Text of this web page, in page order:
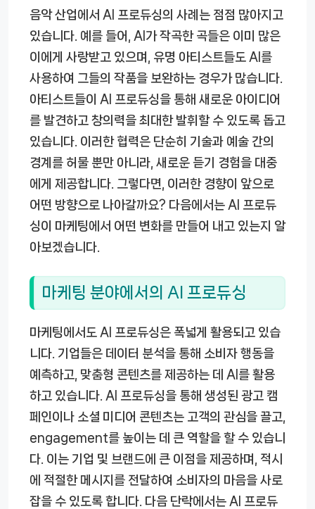
음악 산업에서 AI 프로듀싱의 사례는 점점 많아지고
있습니다. 예를 들어, AI가 작곡한 곡들은 이미 많은
이에게 사랑받고 있으며, 유명 아티스트들도 AI를
사용하여 그들의 작품을 보완하는 경우가 많습니다.
아티스트들이 AI 프로듀싱을 통해 새로운 아이디어
를 발견하고 창의력을 최대한 발휘할 수 있도록 돕고
있습니다. 이러한 협력은 단순히 기술과 예술 간의
경계를 허물 뿐만 아니라, 새로운 듣기 경험을 대중
에게 제공합니다. 그렇다면, 이러한 경향이 앞으로
어떤 방향으로 나아갈까요? 다음에서는 AI 프로듀
싱이 마케팅에서 어떤 변화를 만들어 내고 있는지 알
아보겠습니다.
마케팅 분야에서의 AI 프로듀싱
마케팅에서도 AI 프로듀싱은 폭넓게 활용되고 있습
니다. 기업들은 데이터 분석을 통해 소비자 행동을
예측하고, 맞춤형 콘텐츠를 제공하는 데 AI를 활용
하고 있습니다. AI 프로듀싱을 통해 생성된 광고 캠
페인이나 소셜 미디어 콘텐츠는 고객의 관심을 끌고,
engagement를 높이는 데 큰 역할을 할 수 있습니
다. 이는 기업 및 브랜드에 큰 이점을 제공하며, 적시
에 적절한 메시지를 전달하여 소비자의 마음을 사로
잡을 수 있도록 합니다. 다음 단락에서는 AI 프로듀